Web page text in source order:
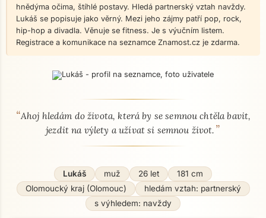
hnědýma očima, štíhlé postavy. Hledá partnerský vztah navždy.
Lukáš se popisuje jako věrný. Mezi jeho zájmy patří pop, rock,
hip-hop a divadla. Věnuje se fitness. Je s výučním listem.
Registrace a komunikace na seznamce Znamost.cz je zdarma.
O mně - seznamka profil
“Ahoj hledám do života, která by se semnou chtěla bavit,
jezdit na výlety a užívat si semnou život. ”
Lukáš muž 26 let
181 cm
Olomoucký kraj (Olomouc)
hledám vztah: partnerský
s výhledem: navždy